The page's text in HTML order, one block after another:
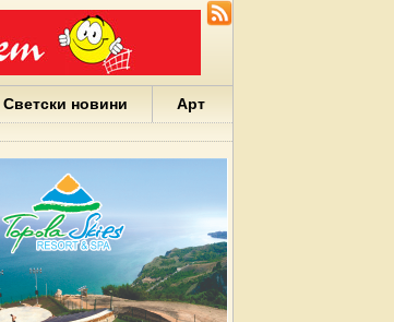
Светски новини Арт